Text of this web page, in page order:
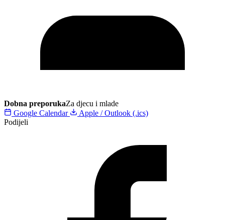
Dobna preporukaZa djecu i mlade
Google Calendar
Apple / Outlook (.ics)
Podijeli